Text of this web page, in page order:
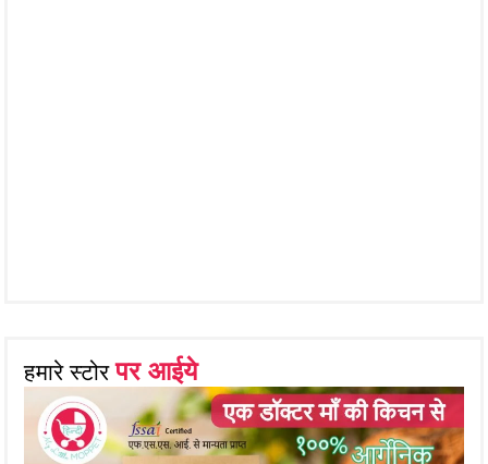
हमारे स्टोरपर आईये